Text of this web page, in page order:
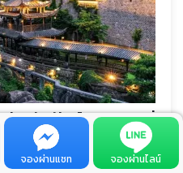
ซียนกู่ หมู่บ้านโบราณหวงหลิ่ง
ซี (ไม่ลงร้าน)
นวัน สายการบิน
จองผ่านแชท จองผ่านไลน์